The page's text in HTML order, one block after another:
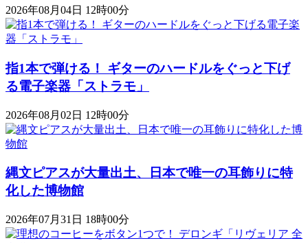
2026年08月04日 12時00分
指1本で弾ける！ ギターのハードルをぐっと下げ
る電子楽器「ストラモ」
2026年08月02日 12時00分
縄文ピアスが大量出土、日本で唯一の耳飾りに特
化した博物館
2026年07月31日 18時00分